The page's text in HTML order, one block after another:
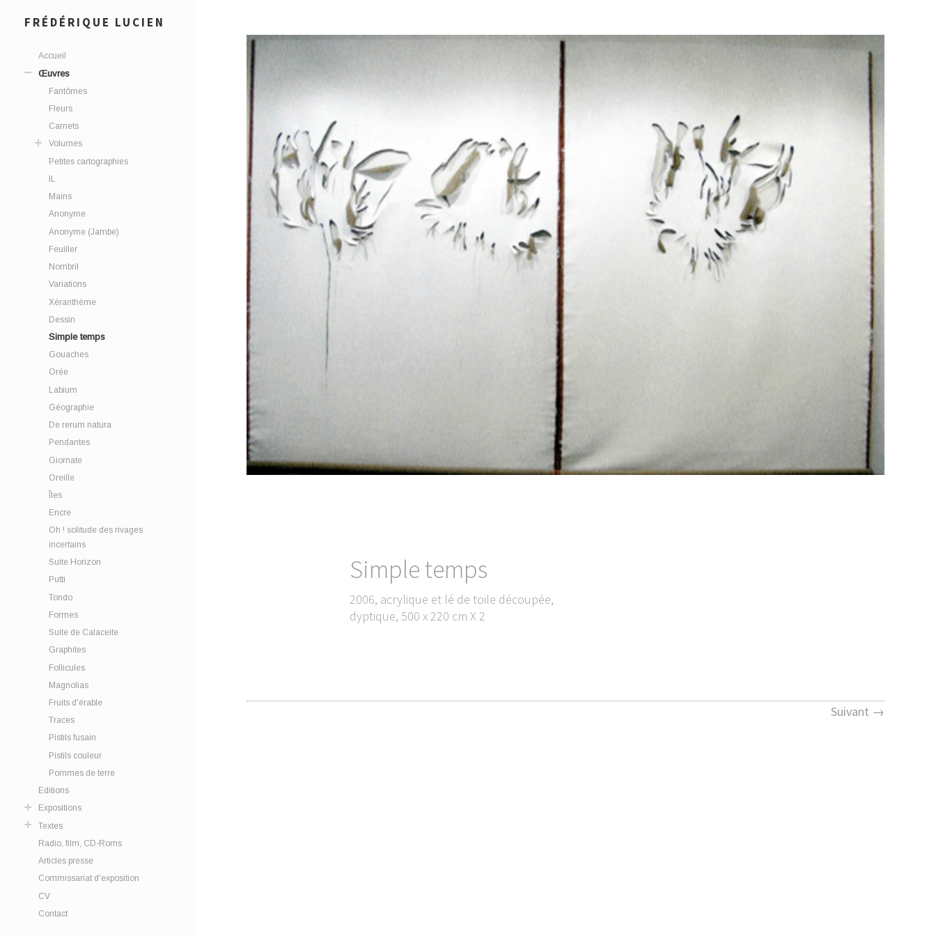
FRÉDÉRIQUE LUCIEN
Accueil
Œuvres
Fantômes
Fleurs
Carnets
Volumes
Petites cartographies
IL
Mains
Anonyme
Anonyme (Jambe)
Feuiller
Nombril
Variations
Xéranthème
Dessin
Simple temps
Gouaches
Orée
Labium
Géographie
De rerum natura
Pendantes
Giornate
Oreille
Îles
Encre
Oh ! solitude des rivages
incertains
Suite Horizon
Putti
Tondo
Formes
Suite de Calaceite
Graphites
Follicules
Magnolias
Fruits d'érable
Traces
Pistils fusain
Pistils couleur
Pommes de terre
Editions
Expositions
Textes
Radio, film, CD-Roms
Articles presse
Commissariat d'exposition
CV
Contact
Simple temps
2006, acrylique et lé de toile découpée,
dyptique, 500 x 220 cm X 2
Suivant →